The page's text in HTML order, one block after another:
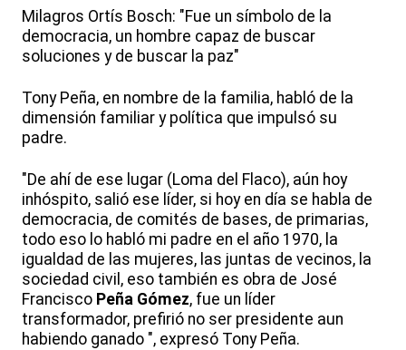
Milagros Ortís Bosch: "Fue un símbolo de la
democracia, un hombre capaz de buscar
soluciones y de buscar la paz"
Tony Peña, en nombre de la familia, habló de la
dimensión familiar y política que impulsó su
padre.
"De ahí de ese lugar (Loma del Flaco), aún hoy
inhóspito, salió ese líder, si hoy en día se habla de
democracia, de comités de bases, de primarias,
todo eso lo habló mi padre en el año 1970, la
igualdad de las mujeres, las juntas de vecinos, la
sociedad civil, eso también es obra de José
Francisco Peña Gómez, fue un líder
transformador, prefirió no ser presidente aun
habiendo ganado ", expresó Tony Peña.